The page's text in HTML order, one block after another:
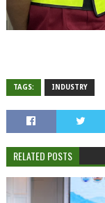
TAGS: INDUSTRY
RELATED POSTS